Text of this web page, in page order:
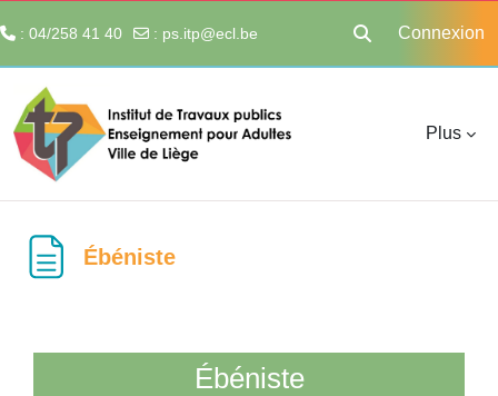
: 04/258 41 40 : ps.itp@ecl.be
Activer/
Connexion
Plus
Ébéniste
Ébéniste